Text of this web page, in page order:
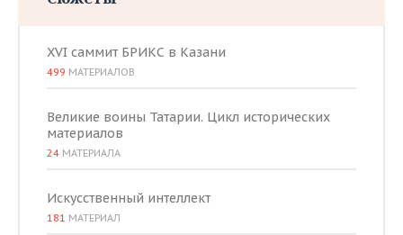
XVI саммит БРИКС в Казани
499 МАТЕРИАЛОВ
Великие воины Татарии. Цикл исторических
материалов
24 МАТЕРИАЛА
Искусственный интеллект
181 МАТЕРИАЛ